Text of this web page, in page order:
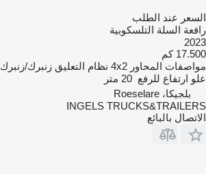
السعر عند الطلب
رافعة السلة التلسكوبية
2023
17.500 كم
مواصفات المحاور 4x2 نظام التعليق زنبرك/زنبرك
علو ارتفاع للرفع 20 متر
بلجيكا، Roeselare
INGELS TRUCKS&TRAILERS
الاتصال بالبائع